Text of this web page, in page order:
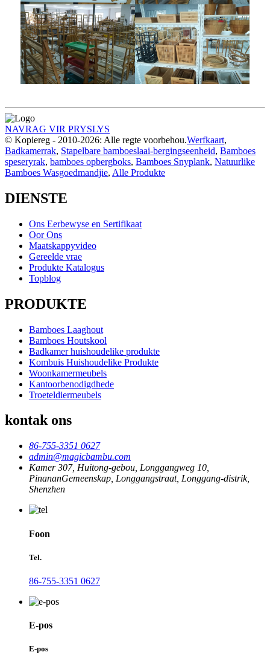
NAVRAG VIR PRYSLYS
© Kopiereg - 2010-2026: Alle regte voorbehou.Werfkaart,
Badkamerrak, Stapelbare bamboeslaai-bergingseenheid, Bamboes
speseryrak, bamboes opbergboks, Bamboes Snyplank, Natuurlike
Bamboes Wasgoedmandjie, Alle Produkte
DIENSTE
Ons Eerbewyse en Sertifikaat
Oor Ons
Maatskappyvideo
Gereelde vrae
Produkte Katalogus
Topblog
PRODUKTE
Bamboes Laaghout
Bamboes Houtskool
Badkamer huishoudelike produkte
Kombuis Huishoudelike Produkte
Woonkamermeubels
Kantoorbenodigdhede
Troeteldiermeubels
kontak ons
86-755-3351 0627
admin@magicbambu.com
Kamer 307, Huitong-gebou, Longgangweg 10,
PinananGemeenskap, Longgangstraat, Longgang-distrik,
Shenzhen
Foon
Tel.
86-755-3351 0627
E-pos
E-pos